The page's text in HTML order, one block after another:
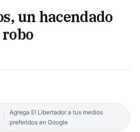
un hacendado
Agrega El Libertador a tus medios
preferidos en Google